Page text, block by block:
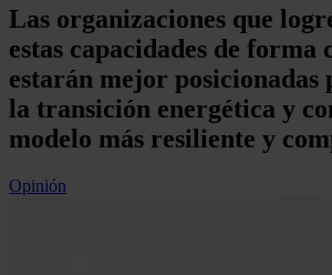
Las organizaciones que
estas capacidades de forma
estarán mejor
la transición energética y
modelo más resiliente y
Opinión